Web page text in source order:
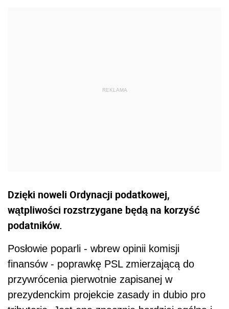
Dzięki noweli Ordynacji podatkowej,
wątpliwości rozstrzygane będą na korzyść
podatników.
Posłowie poparli - wbrew opinii komisji
finansów - poprawkę PSL zmierzającą do
przywrócenia pierwotnie zapisanej w
prezydenckim projekcie zasady in dubio pro